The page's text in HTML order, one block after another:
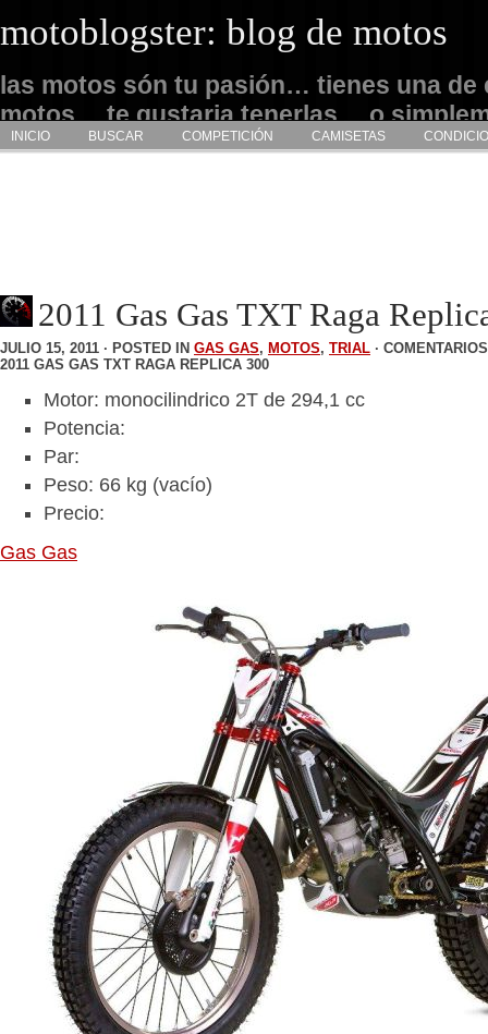
motoblogster: blog de motos
las motos són tu pasión… tienes una de
motos… te gustaria tenerlas… o
admirarlas… este es tu sitio
INICIO BUSCAR COMPETICIÓN CAMISETAS
2011 Gas Gas TXT Raga
JULIO 15, 2011 · POSTED IN GAS GAS, MOTOS, TRIAL ·
2011 GAS GAS TXT RAGA REPLICA 300
Motor: monocilindrico 2T de 294,1 cc
Potencia:
Par:
Peso: 66 kg (vacío)
Precio:
Gas Gas